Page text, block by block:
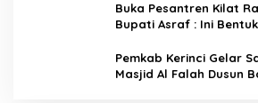
Buka Pesantren Kilat
Bupati Asraf : Ini
Kerinci
Pemkab Kerinci Gelar
Masjid Al Falah Dusun